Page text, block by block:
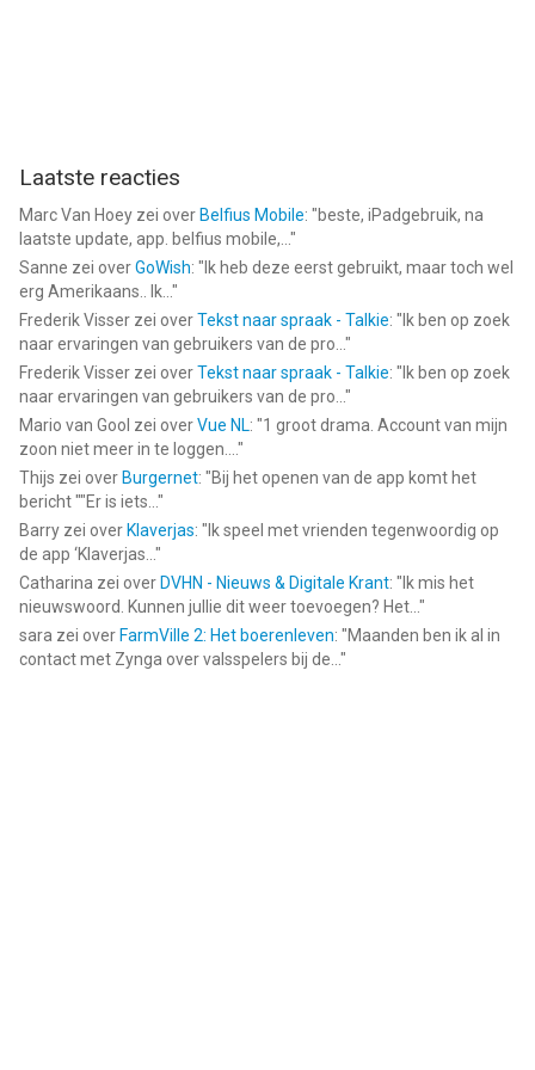
Laatste reacties
Marc Van Hoey zei over Belfius Mobile: "beste, iPadgebruik, na
laatste update, app. belfius mobile,... "
Sanne zei overGoWish: " Ik heb deze eerst gebruikt, maar toch wel
erg Amerikaans.. Ik... "
Frederik Visser zei overTekst naar spraak - Talkie: " Ik ben op zoek
naar ervaringen van gebruikers van de pro... "
Frederik Visser zei overTekst naar spraak - Talkie: " Ik ben op zoek
naar ervaringen van gebruikers van de pro... "
Mario van Gool zei overVue NL: "1 groot drama. Account van mijn
zoon niet meer in te loggen.... "
Thijs zei over Burgernet: "Bij het openen van de app komt het
bericht ""Er is iets... "
Barry zei over Klaverjas: " Ik speel met vrienden tegenwoordig op
de app ‘Klaverjas... "
Catharina zei over DVHN - Nieuws & Digitale Krant: " Ik mis het
nieuwswoord. Kunnen jullie dit weer toevoegen? Het... "
sara zei over FarmVille 2: Het boerenleven: "Maanden ben ik al in
contact met Zynga over valsspelers bij de... "